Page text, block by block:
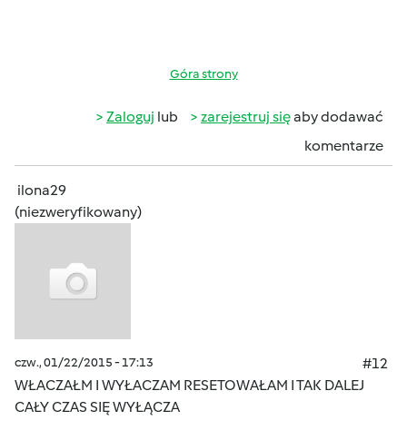
Góra strony
Zaloguj lub zarejestruj sięaby dodawać
komentarze
ilona29
(niezweryfikowany)
czw., 01/22/2015 - 17:13
#12
WŁACZAŁM I WYŁACZAM RESETOWAŁAM I TAK DALEJ
CAŁY CZAS SIĘ WYŁĄCZA